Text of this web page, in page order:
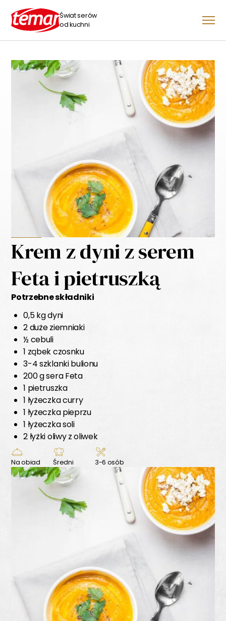
Świat serów
od kuchni
Krem z dyni z serem
Feta i pietruszką
Potrzebne składniki
0,5 kg dyni
2 duże ziemniaki
½ cebuli
1 ząbek czosnku
3-4 szklanki bulionu
200 g sera Feta
1 pietruszka
1 łyżeczka curry
1 łyżeczka pieprzu
1 łyżeczka soli
2 łyżki oliwy z oliwek
Na obiad Średni 3-6 osób